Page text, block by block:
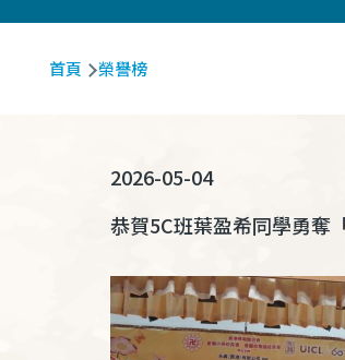
航
首頁 榮譽榜
2026-05-04
恭賀5C班葉盈希同學勇奪